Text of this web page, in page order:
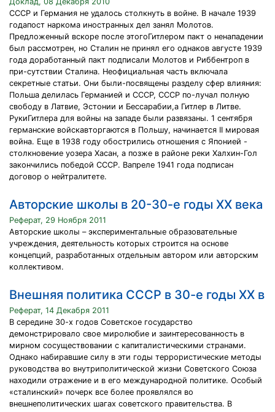
СССР и Германия не удалось столкнуть в войне. В начале 1939
годапост наркома иностранных дел занял Молотов.
Предложенный вскоре после этогоГитлером пакт о ненападении
был рассмотрен, но Сталин не принял его однаков августе 1939
года доработанный пакт подписали Молотов и Риббентроп в
при-сутствии Сталина. Неофициальная часть включала
секретные статьи. Они были-посвящены разделу сфер влияния:
Польша делилась Германией и СССР, СССР по-лучал полную
свободу в Латвие, Эстонии и Бессарабии,а Гитлер в Литве.
РукиГитлера для войны на западе были развязаны. 1 сентября
германские войскавторгаются в Польшу, начинается II мировая
война. Еще в 1938 году обострились отношения с Японией -
столкновение уозера Хасан, а позже в районе реки Халхин-Гол
закончились победой СССР. Вапреле 1941 года подписан
договор о нейтралитете.
Авторские школы в 20-30-е годы XX века
Реферат, 29 Ноября 2011
Авторские школы – экспериментальные образовательные
учреждения, деятельность которых строится на основе
концепций, разработанных отдельным автором или авторским
коллективом.
Внешняя политика СССР в 30-е годы ХХ в
Реферат, 14 Декабря 2011
В середине 30-х годов Советское государство
демонстрировало свое миролюбие и заинтересованность в
мирном сосуществовании с капиталистическими странами.
Однако набиравшие силу в эти годы террористические методы
руководства во внутриполитической жизни Советского Союза
находили отражение и в его международной политике. Особый
«сталинский» почерк все более проявлялся во
внешнеполитических шагах советского правительства. В